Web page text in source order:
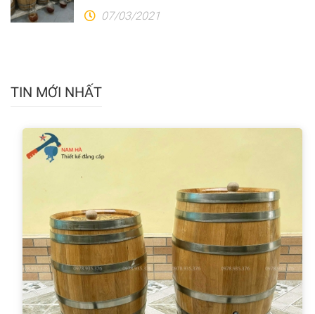
07/03/2021
TIN MỚI NHẤT